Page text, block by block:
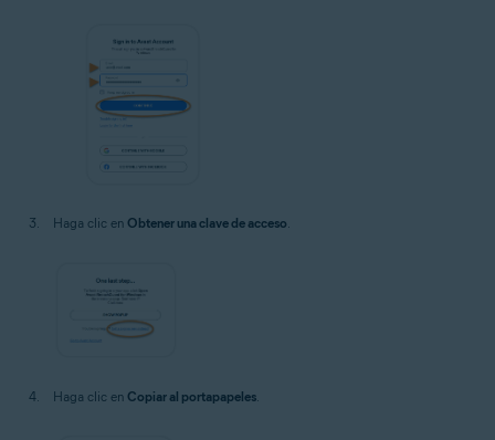
Haga clic en Obtener una clave de acceso
Haga clic en Copiar al portapapeles